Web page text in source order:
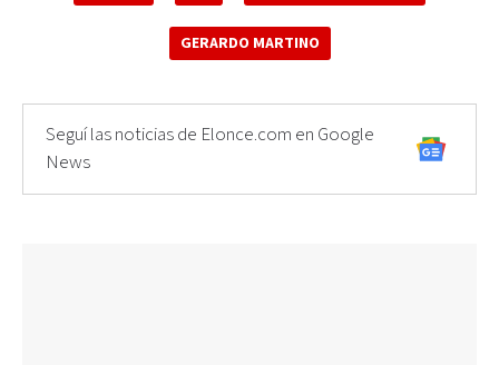
GERARDO MARTINO
Seguí las noticias de Elonce.com en Google
News